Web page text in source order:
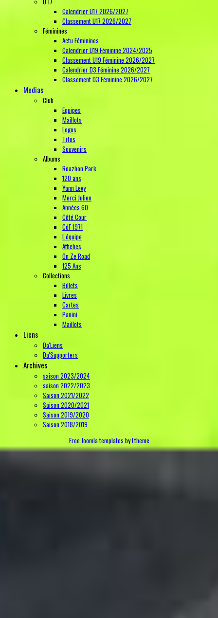
Calendrier U17 2026/2027
Classement U17 2026/2027
Féminines
Actu Féminines
Calendrier U19 Féminine 2024/2025
Classement U19 Féminine 2026/2027
Calendrier D3 Féminine 2026/2027
Classement D3 Féminine 2026/2027
Medias
Club
Equipes
Maillots
Logos
Tifos
Souvenirs
Albums
Roazhon Park
120 ans
Yann Levy
Merci Julien
Années 60
Côté Cour
CdF 1971
L'équipe
Affiches
On Ze Road
125 Ans
Collections
Billets
Livres
Cartes
Panini
Maillots
Liens
Da'Liens
Da'Supporters
Archives
saison 2023/2024
saison 2022/2023
Saison 2021/2022
Saison 2020/2021
Saison 2019/2020
Saison 2018/2019
Free Joomla templates byLtheme